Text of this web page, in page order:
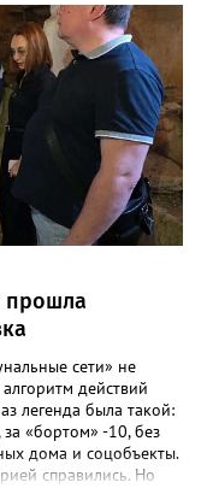
сформировался
общими
многих Галина
с большой буквы», -
Свои
выразил глава
в
- он остался в
в тех
учитель РФ,
медали «За
не только
механизм
- говорится
прошла
сети» не
действий
легенда была такой:
«бортом» -10, без
дома и соцобъекты.
справились. Но